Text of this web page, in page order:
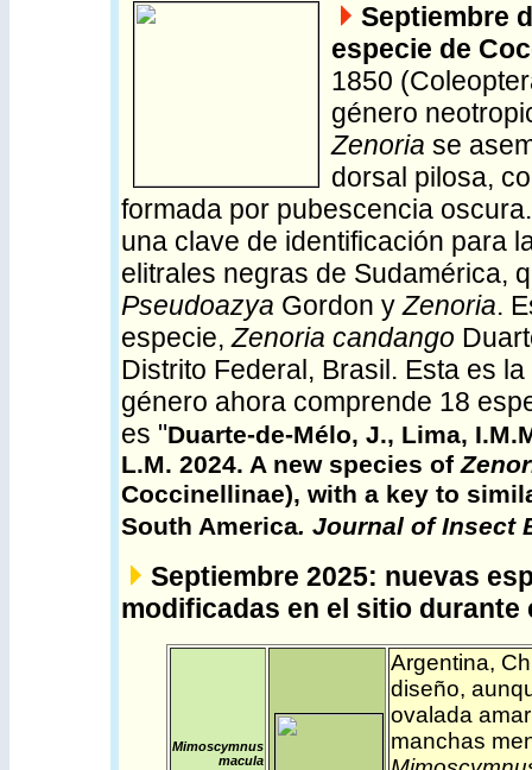
Septiembre
especie de
1850
género
Zenoria se
dorsal pilosa,
formada por pubescencia
una clave de identificación para
elitrales negras de Sudamérica,
Pseudoazya Gordon yZenoria.
especie,Zenoria candango
Distrito Federal, Brasil. Esta es
género ahora comprende 18
es "Duarte-de-Mélo, J., Lima,
L.M. 2024. A new species of
Coccinellinae), with a key to
South America. Journal of Insect
Septiembre 2025: nuevas
modificadas en el sitio durante
Mimoscymnus
macula
Argentina,
diseño,
ovalada
manchas